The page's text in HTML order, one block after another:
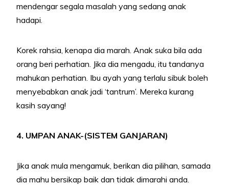
mendengar segala masalah yang sedang anak
hadapi.
Korek rahsia, kenapa dia marah. Anak suka bila ada
orang beri perhatian. Jika dia mengadu, itu tandanya
mahukan perhatian. Ibu ayah yang terlalu sibuk boleh
menyebabkan anak jadi ‘tantrum’. Mereka kurang
kasih sayang!
4. UMPAN ANAK-(SISTEM GANJARAN)
Jika anak mula mengamuk, berikan dia pilihan, samada
dia mahu bersikap baik dan tidak dimarahi anda.